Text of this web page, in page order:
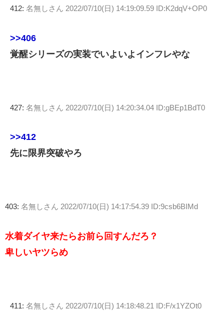
412: 名無しさん 2022/07/10(日) 14:19:09.59 ID:K2dqV+OP0
>>406
覚醒シリーズの実装でいよいよインフレやな
427: 名無しさん 2022/07/10(日) 14:20:34.04 ID:gBEp1BdT0
>>412
先に限界突破やろ
403: 名無しさん 2022/07/10(日) 14:17:54.39 ID:9csb6BIMd
水着ダイヤ来たらお前ら回すんだろ？
卑しいヤツらめ
411: 名無しさん 2022/07/10(日) 14:18:48.21 ID:F/x1YZOt0